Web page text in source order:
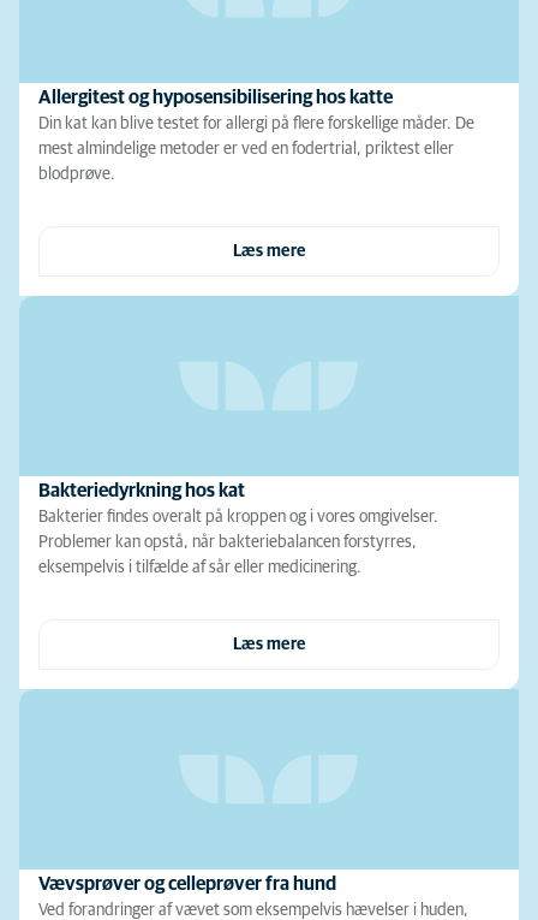
Allergitest og hyposensibilisering hos katte
Din kat kan blive testet for allergi på flere forskellige måder. De
mest almindelige metoder er ved en fodertrial, priktest eller
blodprøve.
Læs mere
Bakteriedyrkning hos kat
Bakterier findes overalt på kroppen og i vores omgivelser.
Problemer kan opstå, når bakteriebalancen forstyrres,
eksempelvis i tilfælde af sår eller medicinering.
Læs mere
Vævsprøver og celleprøver fra hund
Ved forandringer af vævet som eksempelvis hævelser i huden,